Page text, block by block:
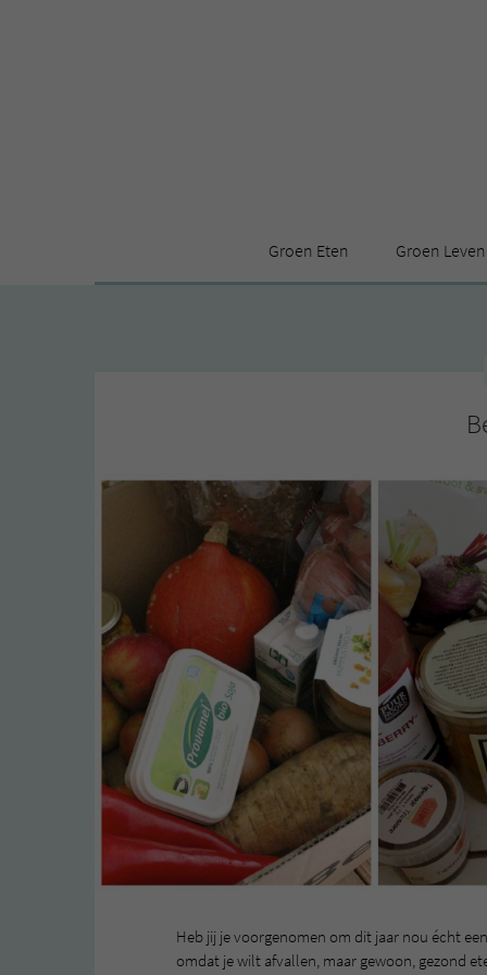
Groen Eten Groen Leven
Heb jij je voorgenomen om dit jaar nou écht
omdat je wilt afvallen, maar gewoon, gezond